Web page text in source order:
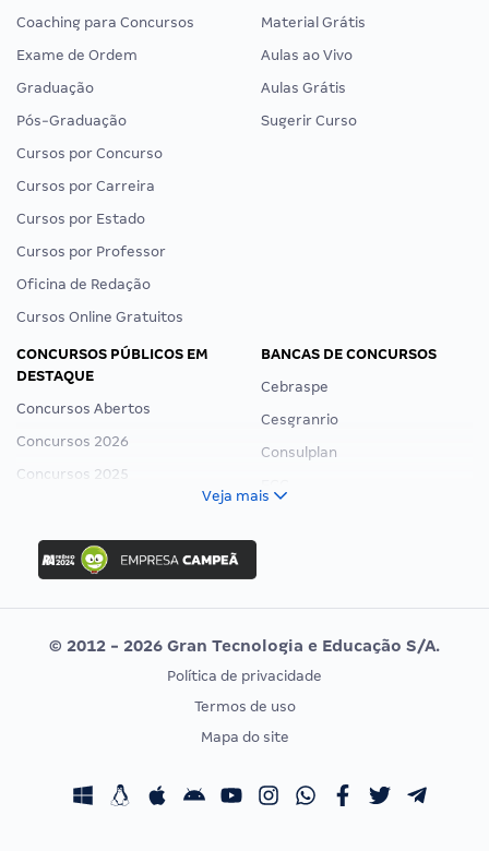
Coaching para Concursos
Exame de Ordem
Graduação
Pós-Graduação
Cursos por Concurso
Cursos por Carreira
Cursos por Estado
Cursos por Professor
Oficina de Redação
Cursos Online Gratuitos
Material Grátis
Aulas ao Vivo
Aulas Grátis
Sugerir Curso
CONCURSOS PÚBLICOS EM
DESTAQUE
Concursos Abertos
Concursos 2026
Concursos 2025
Concurso Ibama
Concurso MPU
Editais publicados
BANCAS DE CONCURSOS
Cebraspe
Cesgranrio
Consulplan
Vunesp
CONCURSOS POR PROFISSÃO
Concursos Fiscais
EXAME DE ORDEM
Calendário OAB
Veja mais
© 2012 - 2026 Gran Tecnologia e Educação S/A.
Política de privacidade
Termos de uso
Mapa do site